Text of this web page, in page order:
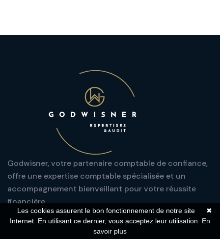
Godwisner, votre partenaire comptable de confiance,
offre une expertise comptable spécialisée et un
accompagnement bienveillant pour votre réussite
financière.
✖
Les cookies assurent le bon fonctionnement de notre site
Internet. En utilisant ce dernier, vous acceptez leur utilisation. En
savoir plus